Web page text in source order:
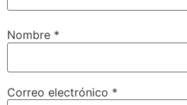
Nombre *
Correo electrónico *